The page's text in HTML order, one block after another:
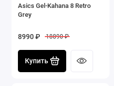
Asics Gel-Kahana 8 Retro
Grey
8990 ₽ 18890 ₽
Купить